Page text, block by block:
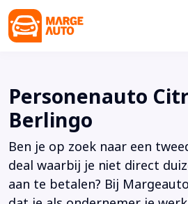
Personenauto
Berlingo
Ben je op zoek naar een
deal waarbij je niet direct
aan te betalen? Bij